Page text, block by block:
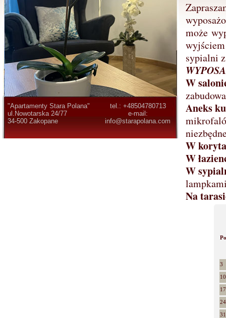
"Apartamenty Stara Polana"
ul.Nowotarska 24/77
34-500 Zakopane
tel.: +48504780713
e-mail:
info@starapolana.com
może
wyjściem
sypialni
W
Aneks
W
W
W
Na
Po
3
10
17
24
31